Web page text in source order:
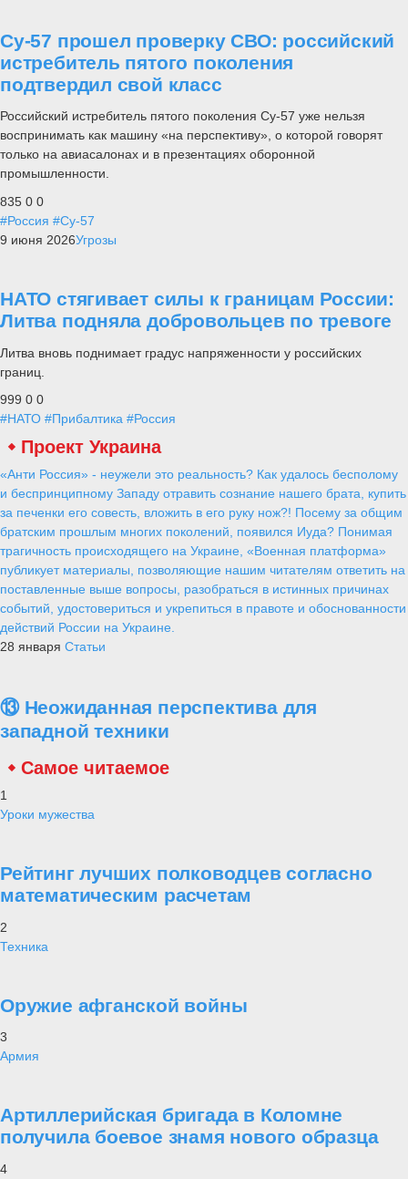
Су-57 прошел проверку СВО: российский
истребитель пятого поколения
подтвердил свой класс
Российский истребитель пятого поколения Су-57 уже нельзя
воспринимать как машину «на перспективу», о которой говорят
только на авиасалонах и в презентациях оборонной
промышленности.
835 0 0
#Россия #Су-57
9 июня 2026Угрозы
НАТО стягивает силы к границам России:
Литва подняла добровольцев по тревоге
Литва вновь поднимает градус напряженности у российских
границ.
999 0 0
#НАТО #Прибалтика #Россия
Проект Украина
«Анти Россия» - неужели это реальность? Как удалось бесполому
и беспринципному Западу отравить сознание нашего брата, купить
за печенки его совесть, вложить в его руку нож?! Посему за общим
братским прошлым многих поколений, появился Иуда? Понимая
трагичность происходящего на Украине, «Военная платформа»
публикует материалы, позволяющие нашим читателям ответить на
поставленные выше вопросы, разобраться в истинных причинах
событий, удостовериться и укрепиться в правоте и обоснованности
действий России на Украине.
28 января Статьи
⑬ Неожиданная перспектива для
западной техники
Самое читаемое
1
Уроки мужества
Рейтинг лучших полководцев согласно
математическим расчетам
2
Техника
Оружие афганской войны
3
Армия
Артиллерийская бригада в Коломне
получила боевое знамя нового образца
4